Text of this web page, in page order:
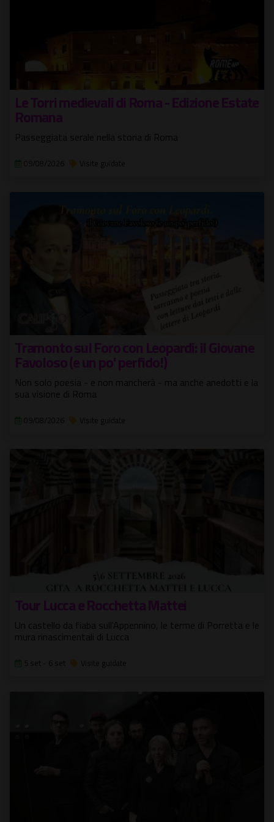
Le Torri medievali di Roma - Edizione Estate
Romana
Passeggiata serale nella storia di Roma
09/08/2026 Visite guidate
Tramonto sul Foro con Leopardi: il Giovane
Favoloso (e un po' perfido!)
Non solo poesia - e non mancherà - ma anche anedotti e la
sua visione di Roma
09/08/2026 Visite guidate
Tour Lucca e Rocchetta Mattei
Un castello da fiaba sull'Appennino, le terme di Porretta e le
mura rinascimentali di Lucca
5 set - 6 set Visite guidate